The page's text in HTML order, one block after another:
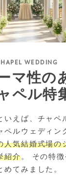
マ性の
ペル特
いえば、チャペ
ルウェディン
人気結婚式場の
紹介。 その特
めてみました。